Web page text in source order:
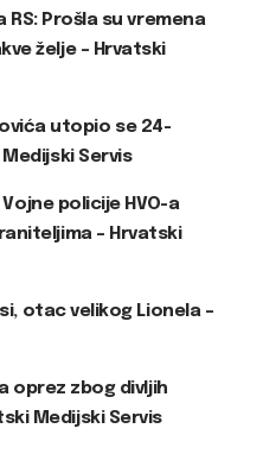
Prošla su vremena
želje – Hrvatski
utopio se 24-
Servis
policije HVO-a
– Hrvatski
otac velikog Lionela –
oprez zbog divljih
Medijski Servis